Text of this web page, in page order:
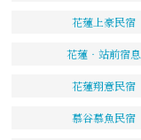
花蓮上豪民宿
花蓮‧站前宿息
花蓮翔意民宿
慕谷慕魚民宿